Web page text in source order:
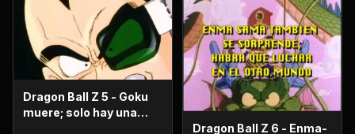
Dragon Ball Z 5 - Goku
muere; solo hay una
Dragon Ball Z 6 - Enma-